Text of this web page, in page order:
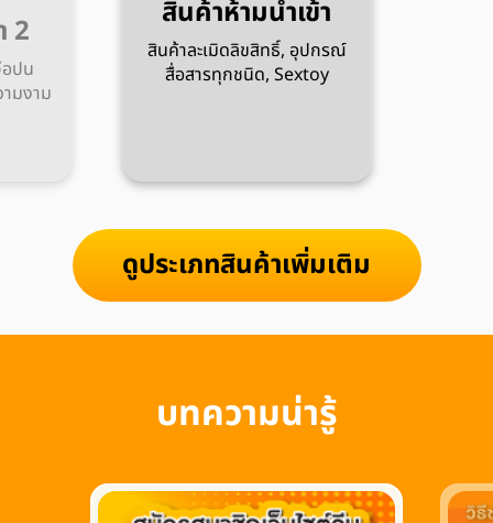
สินค้าทั่วไป
เสื้อผ้า, กระเป๋า, รองเท้า
เฟอร์นิเจอร์, ของใช้ทั่วไป ฯลฯ
ดูประเภทสินค้าเพิ่มเติม
บทความน่ารู้